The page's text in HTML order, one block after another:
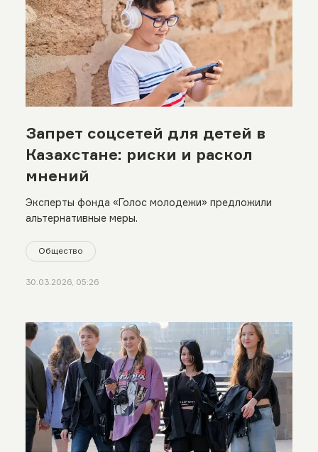
Запрет соцсетей для детей в
Казахстане: риски и раскол
мнений
Эксперты фонда «Голос молодежи» предложили
альтернативные меры.
Общество
30.03.2026, 05:26